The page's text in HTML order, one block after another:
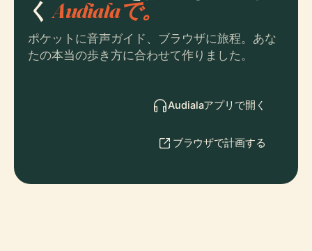
くAudialaで。
ポケットに音声ガイド、ブラウザに旅程。あな
たの本当の歩き方に合わせて作りました。
Audialaアプリで開く
ブラウザで計画する